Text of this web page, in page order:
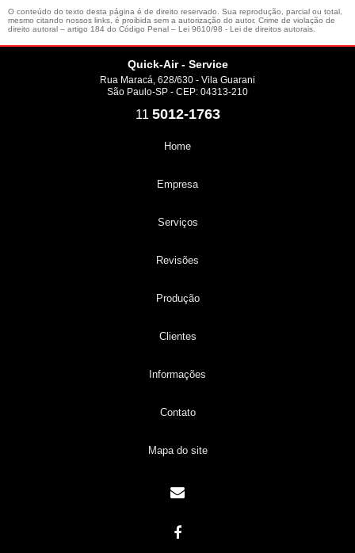
O conteúdo do texto desta página é de direito reservado. Sua reprodução, parcial ou total,
mesmo citando nossos links, é proibida sem a autorização do autor. Crime de violação de
direito autoral – artigo 184 do Código Penal – Lei 9610/98 - Lei de direitos autorais
Quick-Air - Service
Rua Maracá, 628/630 - Vila Guarani
São Paulo-SP - CEP: 04313-210
11 5012-1763
Home
Empresa
Serviços
Revisões
Produção
Clientes
Informações
Contato
Mapa do site